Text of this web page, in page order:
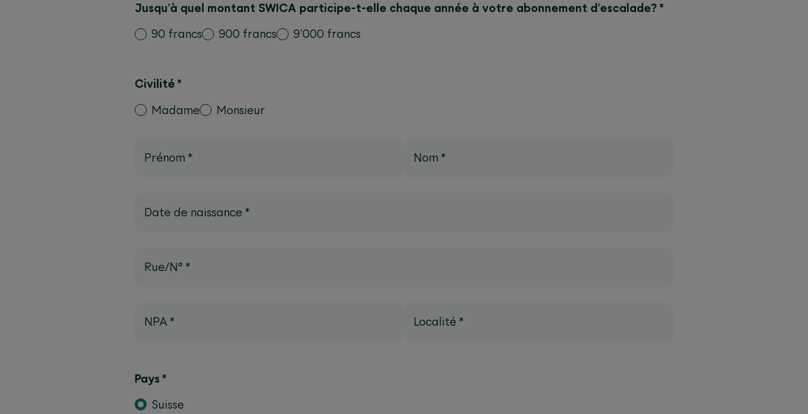
Jusqu’à quel montant SWICA participe-t-elle chaque année à votre abonnement d’escalade? *
90 francs
900 francs 9'000 francs
Civilité *
Madame
Monsieur
Prénom * Nom *
Date de naissance *
Rue/N° *
NPA * Localité *
Pays *
Suisse